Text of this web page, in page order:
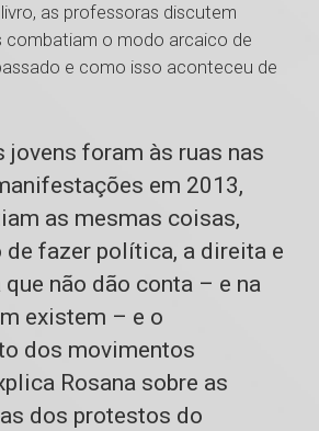
as professoras discutem
combatiam o modo arcaico de
e como isso aconteceu de
jovens foram às ruas nas
em 2013,
as mesmas coisas,
de fazer política, a direita e
que não dão conta – e na
existem – e o
dos movimentos
Rosana sobre as
dos protestos do